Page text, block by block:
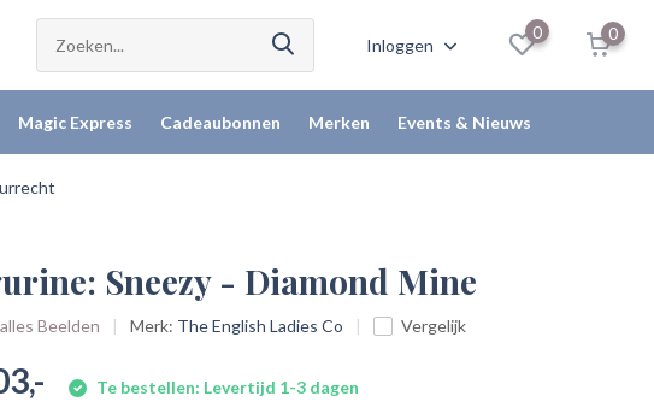
Inloggen
0 0
Magic Express Cadeaubonnen Merken Events & Nieuws
Sneezy - Diamond Mine
Beelden Merk: The English Ladies Co Vergelijk
Te bestellen: Levertijd 1-3 dagen